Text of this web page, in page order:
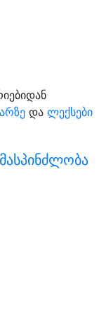
და ლექსები